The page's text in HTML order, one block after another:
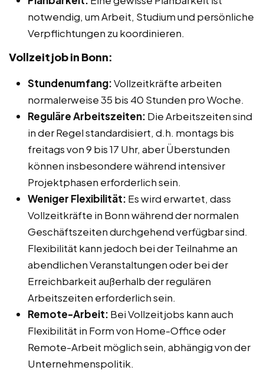
notwendig, um Arbeit, Studium und persönliche
Verpflichtungen zu koordinieren.
Vollzeitjob in Bonn:
Stundenumfang:Vollzeitkräfte arbeiten
normalerweise 35 bis 40 Stunden pro Woche.
Reguläre Arbeitszeiten: Die Arbeitszeiten sind
in der Regel standardisiert, d.h. montags bis
freitags von 9 bis 17 Uhr, aber Überstunden
können insbesondere während intensiver
Projektphasen erforderlich sein.
Weniger Flexibilität: Es wird erwartet, dass
Vollzeitkräfte in Bonn während der normalen
Geschäftszeiten durchgehend verfügbar sind.
Flexibilität kann jedoch bei der Teilnahme an
abendlichen Veranstaltungen oder bei der
Erreichbarkeit außerhalb der regulären
Arbeitszeiten erforderlich sein.
Remote-Arbeit: Bei Vollzeitjobs kann auch
Flexibilität in Form von Home-Office oder
Remote-Arbeit möglich sein, abhängig von der
Unternehmenspolitik.